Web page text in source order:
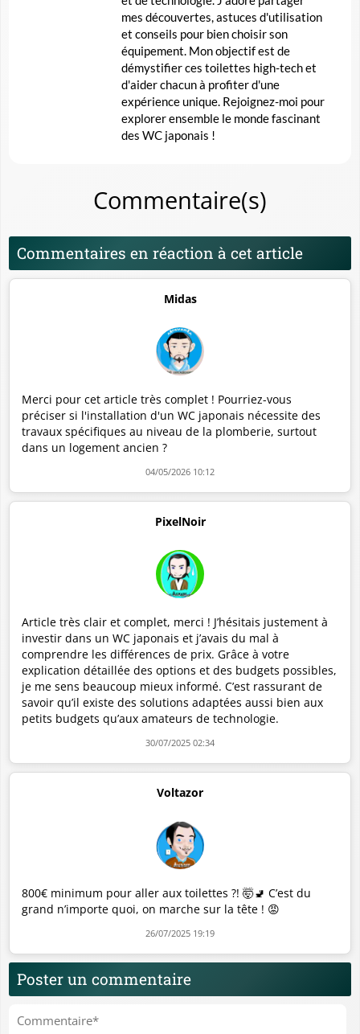
mes découvertes, astuces d'utilisation
et conseils pour bien choisir son
équipement. Mon objectif est de
démystifier ces toilettes high-tech et
d'aider chacun à profiter d'une
expérience unique. Rejoignez-moi pour
explorer ensemble le monde fascinant
des WC japonais !
Commentaire(s)
Commentaires en réaction à cet article
Midas
Merci pour cet article très complet ! Pourriez-vous
préciser si l'installation d'un WC japonais nécessite des
travaux spécifiques au niveau de la plomberie, surtout
dans un logement ancien ?
04/05/2026 10:12
PixelNoir
Article très clair et complet, merci ! J’hésitais justement à
investir dans un WC japonais et j’avais du mal à
comprendre les différences de prix. Grâce à votre
explication détaillée des options et des budgets possibles,
je me sens beaucoup mieux informé. C’est rassurant de
savoir qu’il existe des solutions adaptées aussi bien aux
petits budgets qu’aux amateurs de technologie.
30/07/2025 02:34
Voltazor
800€ minimum pour aller aux toilettes ?! 🤯🚽 C’est du
grand n’importe quoi, on marche sur la tête ! 😡
26/07/2025 19:19
Poster un commentaire